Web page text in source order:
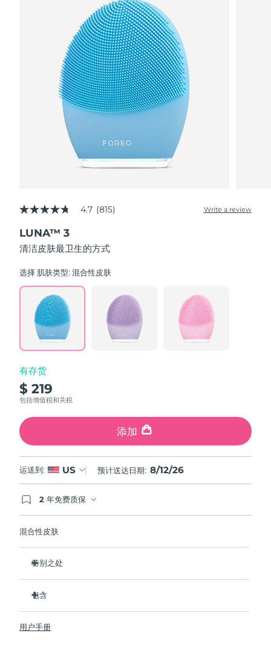
4.7
of
5
stars,
rating
Read
Reviews.
Same
page
link.
4.7 (815) Write a review
LUNA™ 3
清洁皮肤最卫生的方式
选择 肌肤类型:混合性皮肤
有存货
$ 219
包括增值税和关税
添加
运送到: US 预计送达日期: 8/12/26
2 年免费质保
混合性皮肤
特别之处
物。
清除毛孔深处的杂质，减少爆痘的可能。
抚平细纹，帮助放松面部肌肉紧张点。
包含
USB 充电线
用户手册